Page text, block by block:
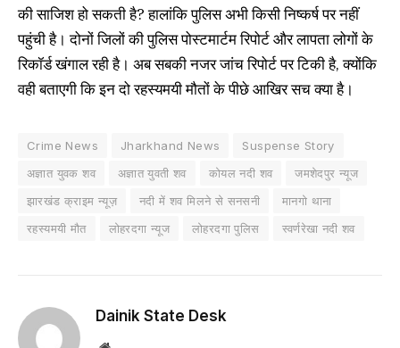
की साजिश हो सकती है? हालांकि पुलिस अभी किसी निष्कर्ष पर नहीं
पहुंची है। दोनों जिलों की पुलिस पोस्टमार्टम रिपोर्ट और लापता लोगों के
रिकॉर्ड खंगाल रही है। अब सबकी नजर जांच रिपोर्ट पर टिकी है, क्योंकि
वही बताएगी कि इन दो रहस्यमयी मौतों के पीछे आखिर सच क्या है।
Crime News Jharkhand News
Suspense Story
अज्ञात युवक शव
अज्ञात युवती शव कोयल नदी शव
जमशेदपुर न्यूज
झारखंड क्राइम न्यूज़
नदी में शव मिलने से सनसनी
मानगो थाना
रहस्यमयी मौत
लोहरदगा न्यूज लोहरदगा पुलिस स्वर्णरेखा नदी शव
Dainik State Desk